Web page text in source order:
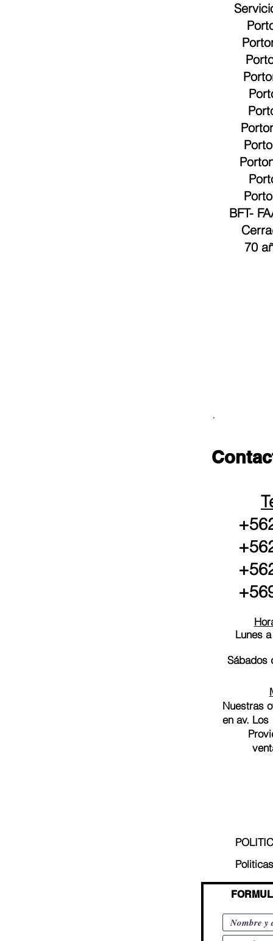
BFT-
70
Lunes
Sábados
Nuestras
en av.